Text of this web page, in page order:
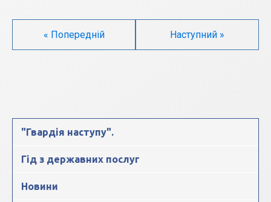
« Попередній Наступний »
"Гвардія наступу".
Гід з державних послуг
Новини